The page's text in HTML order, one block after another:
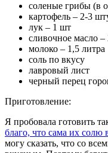
соленые грибы (в
картофель – 2-3
лук – 1 шт
сливочное масло –
молоко – 1,5 литра
соль по вкусу
лавровый лист
черный перец
Приготовление:
Я пробовала готовить
благо, что сама их солю
могу сказать, что со